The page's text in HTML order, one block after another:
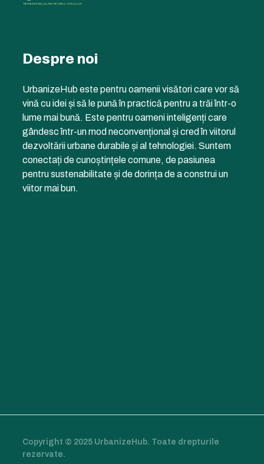
Despre noi
UrbanizeHub este pentru oamenii visători care vor să
vină cu idei și să le pună în practică pentru a trăi într-o
lume mai bună. Este pentru oameni inteligenți care
gândesc într-un mod neconvențional și cred în viitorul
dezvoltării urbane durabile și al tehnologiei. Suntem
conectați de cunoștințele comune, de pasiunea
pentru sustenabilitate și de dorința de a construi un
viitor mai bun.
Copyright © 2025 UrbanizeHub. Toate drepturile
rezervate.